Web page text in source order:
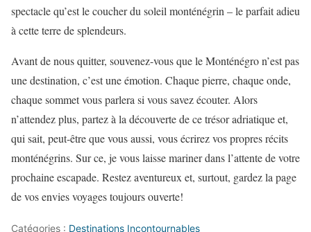
spectacle qu’est le coucher du soleil monténégrin – le parfait adieu
à cette terre de splendeurs.
Avant de nous quitter, souvenez-vous que le Monténégro n’est pas
une destination, c’est une émotion. Chaque pierre, chaque onde,
chaque sommet vous parlera si vous savez écouter. Alors
n’attendez plus, partez à la découverte de ce trésor adriatique et,
qui sait, peut-être que vous aussi, vous écrirez vos propres récits
monténégrins. Sur ce, je vous laisse mariner dans l’attente de votre
prochaine escapade. Restez aventureux et, surtout, gardez la page
de vos envies voyages toujours ouverte!
Catégories : Destinations Incontournables